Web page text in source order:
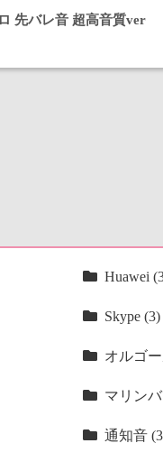
先バレ音 超高音質ver
Huawei
Skype (3)
オルゴ
マリン
通知音